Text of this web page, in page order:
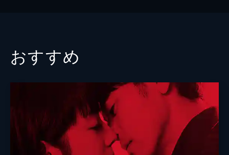
妹尾正文
井手らっきょ
小栗旬
おすすめ